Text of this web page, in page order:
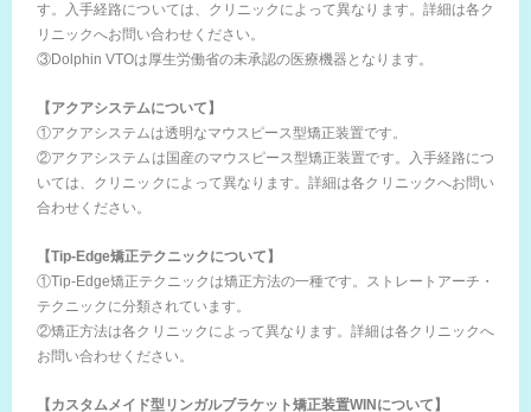
す。入手経路については、クリニックによって異なります。詳細は各ク
リニックへお問い合わせください。
③Dolphin VTOは厚生労働省の未承認の医療機器となります。
【アクアシステムについて】
①アクアシステムは透明なマウスピース型矯正装置です。
②アクアシステムは国産のマウスピース型矯正装置です。入手経路につ
いては、クリニックによって異なります。詳細は各クリニックへお問い
合わせください。
【Tip-Edge矯正テクニックについて】
①Tip-Edge矯正テクニックは矯正方法の一種です。ストレートアーチ・
テクニックに分類されています。
②矯正方法は各クリニックによって異なります。詳細は各クリニックへ
お問い合わせください。
【カスタムメイド型リンガルブラケット矯正装置WINについて】